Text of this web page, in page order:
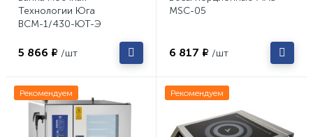
Технологии Юга
ВСМ-1/430-ЮТ-Э
5 866 ₽ /шт
MSC-05
6 817 ₽ /шт
Рекомендуем Рекомендуем